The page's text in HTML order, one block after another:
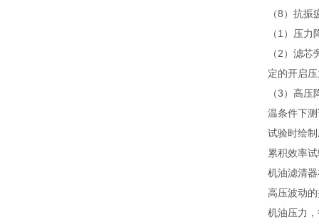
（8）抗
（1）压
（2）滤
定的开启
（3）高
温条件下
试验时绘
累积效率
机油滤清
高压波动
机油压力